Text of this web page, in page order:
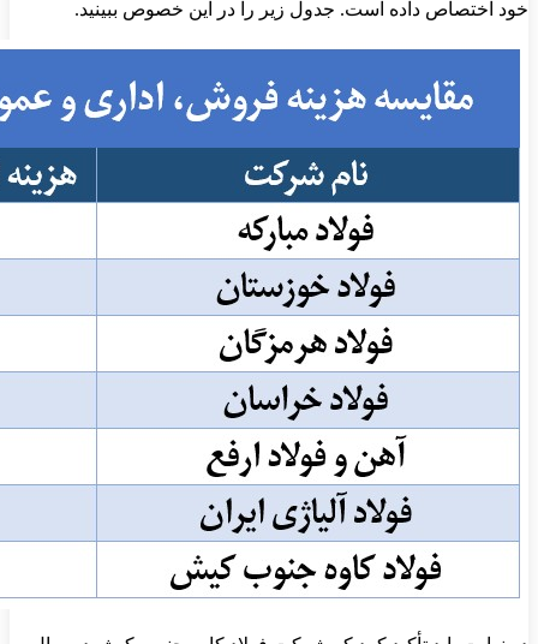
خود اختصاص داده است. جدول زیر را در این خصوص ببینید.